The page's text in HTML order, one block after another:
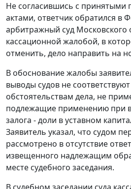
Не согласившись с принятыми
актами, ответчик обратился в
арбитражный суд Московского
кассационной жалобой, в
отменить, дело направить на
В обоснование жалобы
выводы судов не
обстоятельствам дела, не
подлежащие применению при
залога - доли в уставном
Заявитель указал, что судом
рассмотрено в отсутствие
извещенного надлежащим
месте судебного заседания.